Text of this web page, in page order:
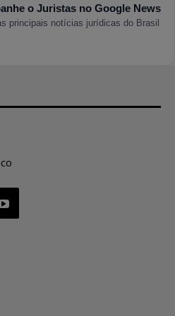
o Juristas no Google News
principais notícias jurídicas do Brasil